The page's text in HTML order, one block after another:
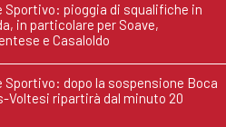
Sportivo: pioggia di squalifiche in
in particolare per Soave,
e Casaloldo
Sportivo: dopo la sospensione Boca
Voltesi ripartirà dal minuto 20